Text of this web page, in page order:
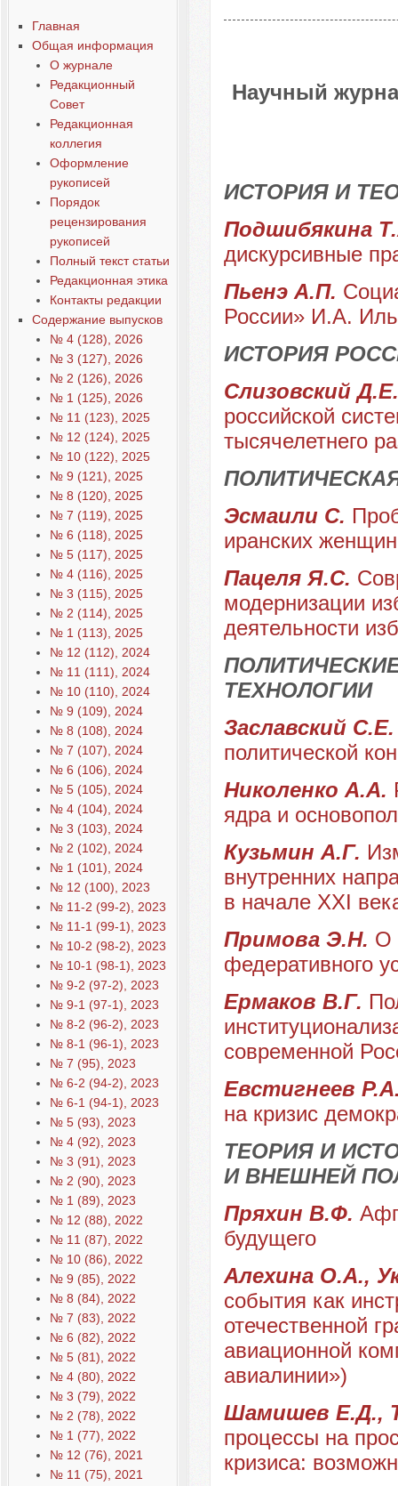
Главная
Общая информация
О журнале
Редакционный
Совет
Редакционная
коллегия
Оформление
рукописей
Порядок
рецензирования
рукописей
Полный текст статьи
Редакционная этика
Контакты редакции
Содержание выпусков
№ 4 (128), 2026
№ 3 (127), 2026
№ 2 (126), 2026
№ 1 (125), 2026
№ 11 (123), 2025
№ 12 (124), 2025
№ 10 (122), 2025
№ 9 (121), 2025
№ 8 (120), 2025
№ 7 (119), 2025
№ 6 (118), 2025
№ 5 (117), 2025
№ 4 (116), 2025
№ 3 (115), 2025
№ 2 (114), 2025
№ 1 (113), 2025
№ 12 (112), 2024
№ 11 (111), 2024
№ 10 (110), 2024
№ 9 (109), 2024
№ 8 (108), 2024
№ 7 (107), 2024
№ 6 (106), 2024
№ 5 (105), 2024
№ 4 (104), 2024
№ 3 (103), 2024
№ 2 (102), 2024
№ 1 (101), 2024
№ 12 (100), 2023
№ 11-2 (99-2), 2023
№ 11-1 (99-1), 2023
№ 10-2 (98-2), 2023
№ 10-1 (98-1), 2023
№ 9-2 (97-2), 2023
№ 9-1 (97-1), 2023
№ 8-2 (96-2), 2023
№ 8-1 (96-1), 2023
№ 7 (95), 2023
№ 6-2 (94-2), 2023
№ 6-1 (94-1), 2023
№ 5 (93), 2023
№ 4 (92), 2023
№ 3 (91), 2023
№ 2 (90), 2023
№ 1 (89), 2023
№ 12 (88), 2022
№ 11 (87), 2022
№ 10 (86), 2022
№ 9 (85), 2022
№ 8 (84), 2022
№ 7 (83), 2022
№ 6 (82), 2022
№ 5 (81), 2022
№ 4 (80), 2022
№ 3 (79), 2022
№ 2 (78), 2022
№ 1 (77), 2022
№ 12 (76), 2021
№ 11 (75), 2021
Научный
ИСТОРИЯ И
Подшибякина
дискурсивные
Пьенэ А.П.
России» И.А.
ИСТОРИЯ
Слизовский
российской
тысячелетнего
Эсмаили C.
иранских
Пацеля Я.С.
модернизации
деятельности
ТЕХНОЛОГИИ
Заславский
политической
Николенко А.А.
ядра и
Кузьмин А.Г.
внутренних
в начале XXI
Примова Э.Н. О
федеративного
Ермаков В.Г.
современной
Евстигнеев
на кризис
ТЕОРИЯ И
И ВНЕШНЕЙ
Пряхин В.Ф.
будущего
Алехина О.А.,
события как
отечественной
авиационной
авиалинии»)
Шамишев Е.Д.,
процессы на
кризиса: